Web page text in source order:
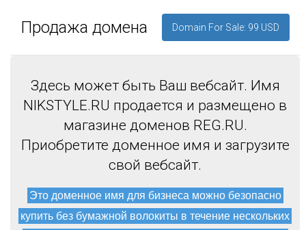
Domain For Sale: 99 USD
Продажа домена
Здесь может быть Ваш вебсайт. Имя
NIKSTYLE.RU продается и размещено в
магазине доменов REG.RU.
Приобретите доменное имя и загрузите
свой вебсайт.
Это доменное имя для бизнеса можно безопасно
купить без бумажной волокиты в течение нескольких